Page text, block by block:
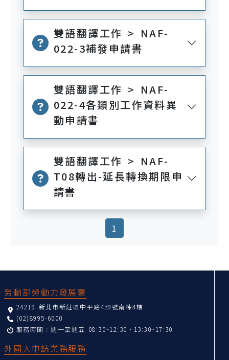
雙語翻譯工作 > NAF-
022-3補發申請書
雙語翻譯工作 > NAF-
022-4各類別工作資料異
動申請書
雙語翻譯工作 > NAF-
T08轉出-延長轉換期限申
請書
1
勞動部勞動力發展署
24219 新北市新莊區中平路439號南棟4樓
(02)8995-6000
服務時間：週一至週五 08:30~12:30，13:30~17:30
外國人申請業務服務